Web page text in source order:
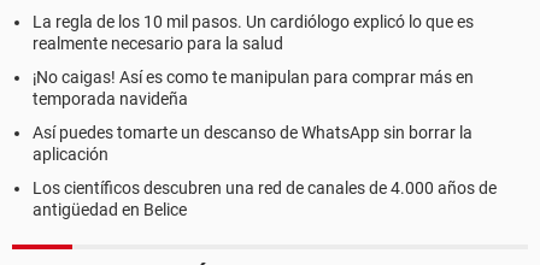
La regla de los 10 mil pasos. Un cardiólogo explicó lo que es
realmente necesario para la salud
¡No caigas! Así es como te manipulan para comprar más en
temporada navideña
Así puedes tomarte un descanso de WhatsApp sin borrar la
aplicación
Los científicos descubren una red de canales de 4.000 años de
antigüedad en Belice